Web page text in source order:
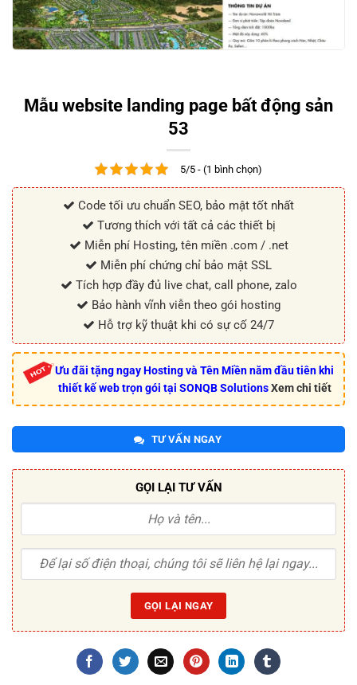
Mẫu website landing page bất động sản
53
5/5 - (1 bình chọn)
Code tối ưu chuẩn SEO, bảo mật tốt nhất
Tương thích với tất cả các thiết bị
Miễn phí Hosting, tên miền .com / .net
Miễn phí chứng chỉ bảo mật SSL
Tích hợp đầy đủ live chat, call phone, zalo
Bảo hành vĩnh viễn theo gói hosting
Hỗ trợ kỹ thuật khi có sự cố 24/7
Ưu đãi tặng ngay Hosting và Tên Miền năm đầu tiên khi
thiết kế web trọn gói tại SONQB SolutionsXem chi tiết
TƯ VẤN NGAY
GỌI LẠI TƯ VẤN